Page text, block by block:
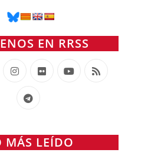
EN RRSS
MÁS LEÍDO